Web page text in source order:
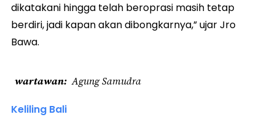
dikatakani hingga telah beroprasi masih tetap
berdiri, jadi kapan akan dibongkarnya,” ujar Jro
Bawa.
wartawan Agung Samudra
Keliling Bali